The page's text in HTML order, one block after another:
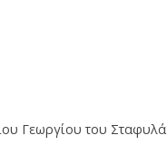
Γεωργίου του Σταφυλά